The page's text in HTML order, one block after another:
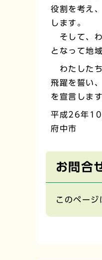
役割を考え
します。
そして、わ
となって地
わたしたち
飛躍を誓い
を宣言します
平成
府中市
お問合
このページ